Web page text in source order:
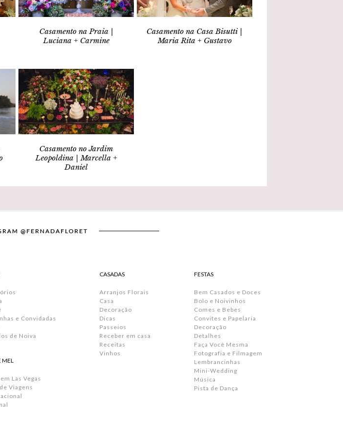
Casamento na Praia |
Luciana + Carmine
Casamento na Casa Bisutti |
Maria Rita + Gustavo
Casamento no Jardim
Leopoldina | Marcella +
Daniel
e Convidadas
de Noiva
MEL
Las Vegas
Viagens
CASADAS
Arranjos Florais
Casa
Decoração
Dicas
Passeios
Receber em casa
Receitas
Vinhos
FESTAS
Bem Casados e Doces
Bolo e Noivinhos
Comes e Bebes
Convites e Papelaria
Decoração
Detalhes
Faça Você Mesma
Fotografia e Filmagem
Lembrancinhas
Mini-Wedding
Música
Pista de Dança